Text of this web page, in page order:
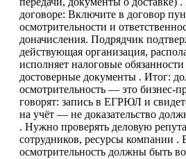
договоре: Включите в договор
осмотрительности и
доначисления. Подрядчик
действующая организация,
исполняет налоговые обязанности
достоверные документы . Итог:
осмотрительность — это бизнес-
говорят: запись в ЕГРЮЛ и
на учёт — не доказательство
. Нужно проверять деловую
сотрудников, ресурсы компании
осмотрительность должны быть